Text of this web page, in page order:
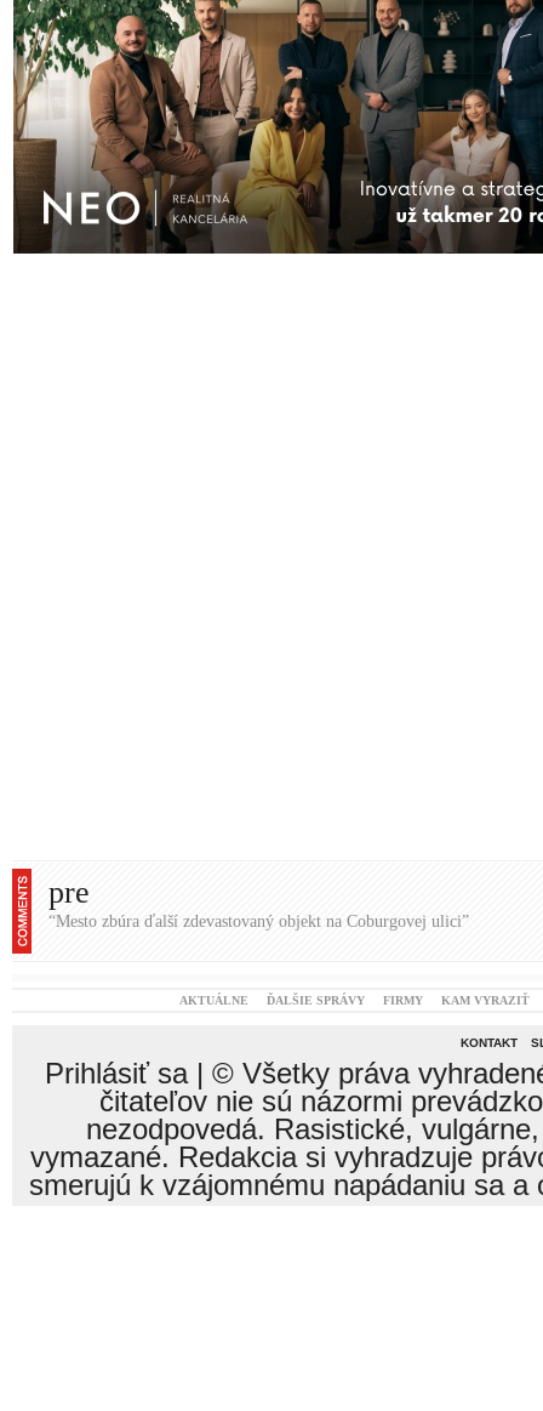
pre
“Mesto zbúra ďalší zdevastovaný objekt na Coburgovej ulici”
AKTUÁLNE ĎALŠIE SPRÁVY FIRMY KAM VYRAZIŤ
KONTAKT
Prihlásiť sa| © Všetky práva
čitateľov nie sú názormi
nezodpovedá. Rasistické,
vymazané. Redakcia si vyhradzuje
smerujú k vzájomnému napádaniu sa